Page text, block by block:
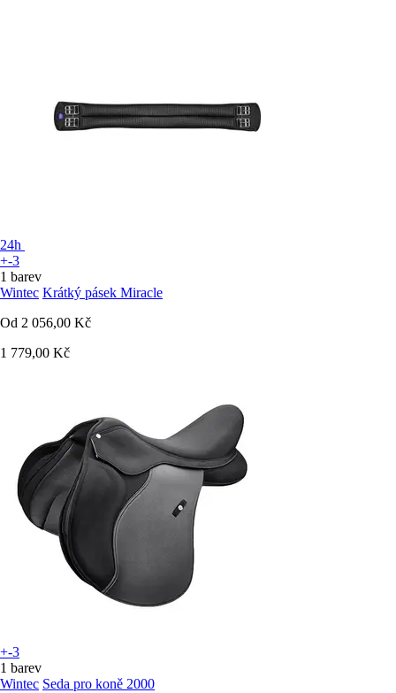
24h
+-3
1 barev
Wintec Krátký pásek Miracle
Od 2 056,00 Kč
1 779,00 Kč
+-3
1 barev
Wintec Seda pro koně 2000